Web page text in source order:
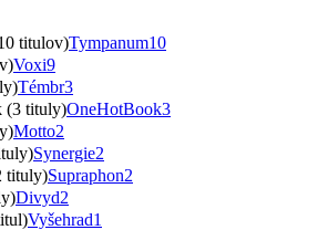
titulov)Tympanum10
Voxi9
Témbr3
(3 tituly)OneHotBook3
Motto2
Synergie2
tituly)Supraphon2
Divyd2
Vyšehrad1